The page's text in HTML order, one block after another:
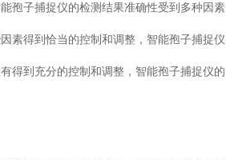
孢子捕捉仪的检测结果准确性受到多种因素
素得到恰当的控制和调整，智能孢子捕捉仪
得到充分的控制和调整，智能孢子捕捉仪的